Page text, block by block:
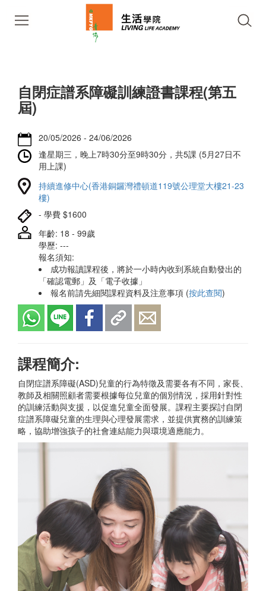
自閉症譜系障礙訓練證書課程(第五
屆)
20/05/2026 - 24/06/2026
逢星期三，晚上7時30分至9時30分，共5課 (5月27日不
用上課)
持續進修中心(香港銅鑼灣禮頓道119號公理堂大樓21-23
樓)
- 學費 $1600
年齡: 18 - 99歲
學歷: ---
報名須知:
成功報讀課程後，將於一小時內收到系統自動發出的
「確認電郵」及「電子收據」
報名前請先細閱課程資料及注意事項 (按此查閱)
課程簡介:
自閉症譜系障礙(ASD)兒童的行為特徵及需要各有不同，家長、
教師及相關照顧者需要根據每位兒童的個別情況，採用針對性
的訓練活動與支援，以促進兒童全面發展。課程主要探討自閉
症譜系障礙兒童的生理與心理發展需求，並提供實務的訓練策
略，協助增強孩子的社會連結能力與環境適應能力。